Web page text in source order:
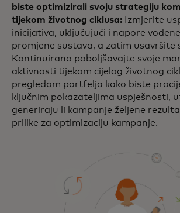
biste optimizirali svoju strategiju
tijekom životnog ciklusa: Izmjerite
inicijativa, uključujući i napore
promjene sustava, a zatim usavršite
Kontinuirano poboljšavajte svoje
aktivnosti tijekom cijelog životnog
pregledom portfelja kako biste
ključnim pokazateljima uspješnosti,
generiraju li kampanje željene
prilike za optimizaciju kampanje.